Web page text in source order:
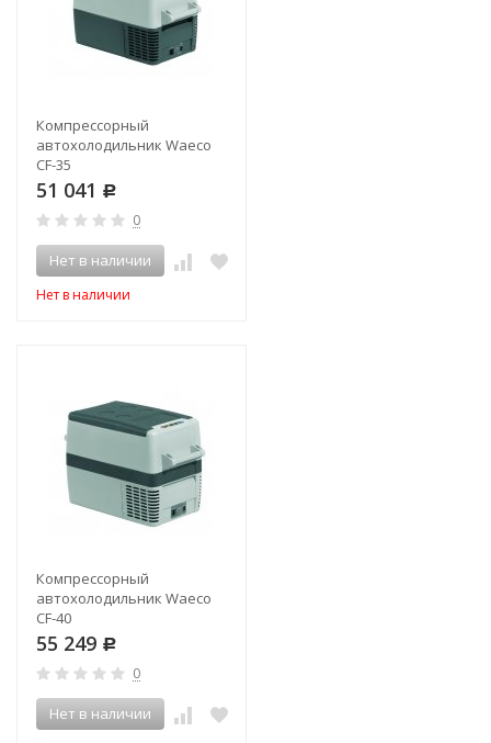
Компрессорный
автохолодильник Waeco
CF-35
51 041 Р
0
Нет в наличии
Нет в наличии
Компрессорный
автохолодильник Waeco
CF-40
55 249 Р
0
Нет в наличии